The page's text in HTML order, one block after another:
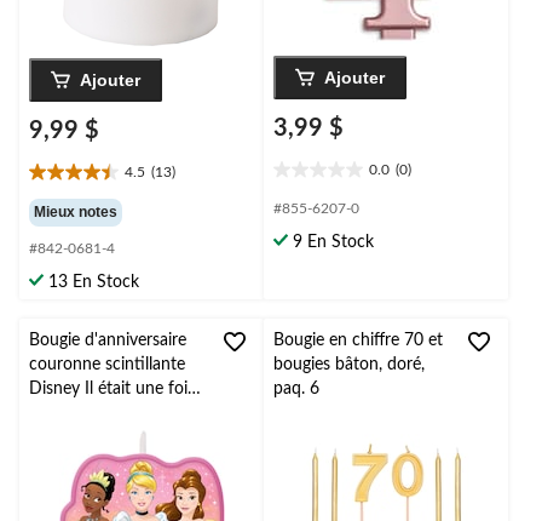
Ajouter
9,99 $
4.5 (13)
4.5
étoile(s)
sur
5.
13
Mieux notes
#842-0681-4
13 En Stock
Ajouter
3,99 $
0.0 (0)
étoile(s)
5.
#855-6207-0
9 En Stock
Bougie d'anniversaire
couronne scintillante
Disney Il était une fois,
Bougie en chiffre 70 et
bougies bâton, doré,
paq. 6